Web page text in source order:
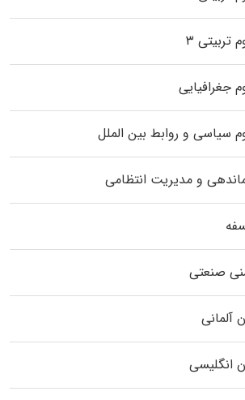
۳
جغرافیایی
سیاسی و روابط بین الملل
و مدیریت انتظامی
صنعتی
آلمانی
انگلیسی